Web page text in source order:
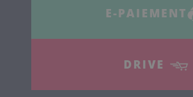
E-PAIEMENT
DRIVE